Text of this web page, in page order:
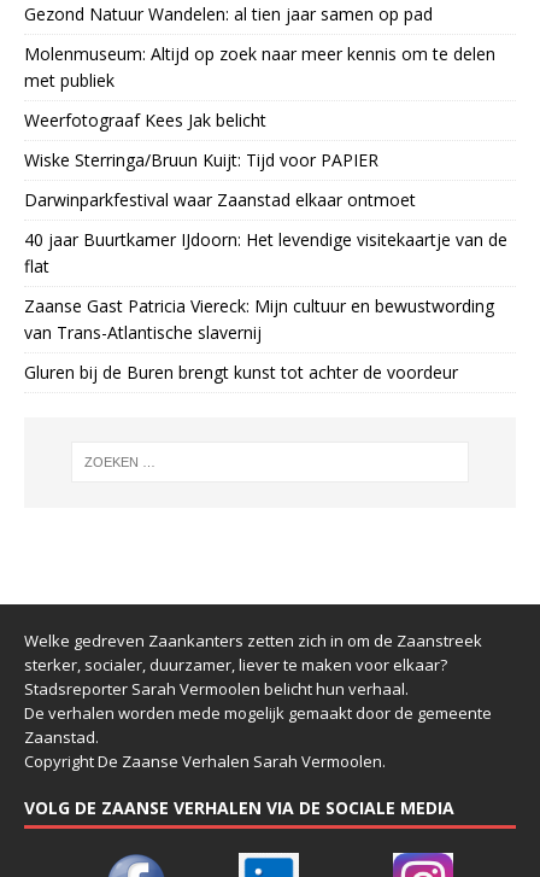
Gezond Natuur Wandelen: al tien jaar samen op pad
Molenmuseum: Altijd op zoek naar meer kennis om te delen
met publiek
Weerfotograaf Kees Jak belicht
Wiske Sterringa/Bruun Kuijt: Tijd voor PAPIER
Darwinparkfestival waar Zaanstad elkaar ontmoet
40 jaar Buurtkamer IJdoorn: Het levendige visitekaartje van de
flat
Zaanse Gast Patricia Viereck: Mijn cultuur en bewustwording
van Trans-Atlantische slavernij
Gluren bij de Buren brengt kunst tot achter de voordeur
Welke gedreven Zaankanters zetten zich in om de Zaanstreek
sterker, socialer, duurzamer, liever te maken voor elkaar?
Stadsreporter Sarah Vermoolen belicht hun verhaal.
De verhalen worden mede mogelijk gemaakt door de gemeente
Zaanstad.
Copyright De Zaanse Verhalen Sarah Vermoolen.
VOLG DE ZAANSE VERHALEN VIA DE SOCIALE MEDIA